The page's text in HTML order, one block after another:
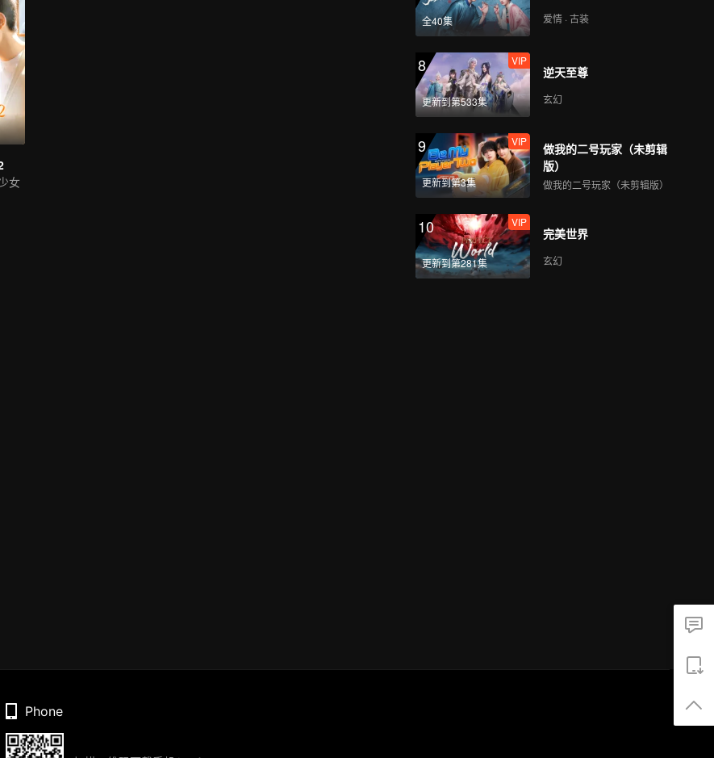
女
全40集 爱情 · 古装
8
更新到第533集
VIP
逆天至尊
玄幻
9
更新到第3集
VIP
做我的二号玩家（未剪辑
版）
做我的二号玩家（未剪辑版）
10
更新到第281集
VIP
完美世界
玄幻
Phone